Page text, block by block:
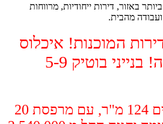
באזור, דירות ייחודיות, מרווחות
מהבית.
המוכנות! איכלוס
מיידי עד חצי שנה! בנייני בוטיק 5-9
דירות חמישה חדרים 124 מ"ר, עם מרפסת 20